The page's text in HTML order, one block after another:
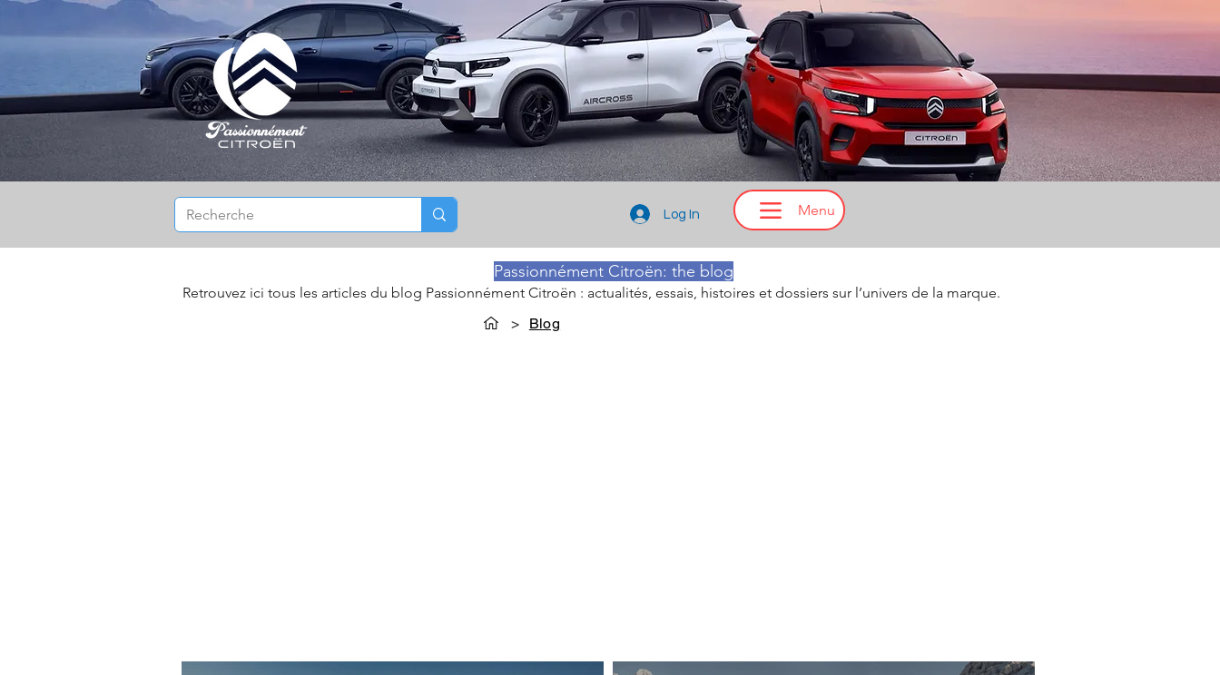
Log In
Passionnément Citroën: the blog
Retrouvez ici tous les articles du blog Passionnément Citroën : actualités, essais, histoires et dossiers sur l’univers de la marque.
>
Blog
Menu